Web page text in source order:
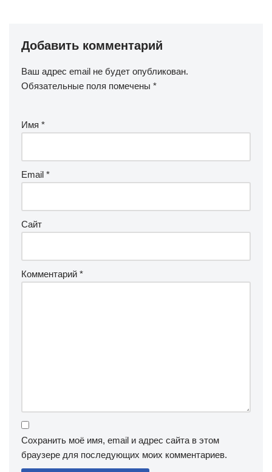
Добавить комментарий
Ваш адрес email не будет опубликован.
Обязательные поля помечены *
Имя *
Email *
Сайт
Комментарий *
Сохранить моё имя, email и адрес сайта в этом
браузере для последующих моих комментариев.